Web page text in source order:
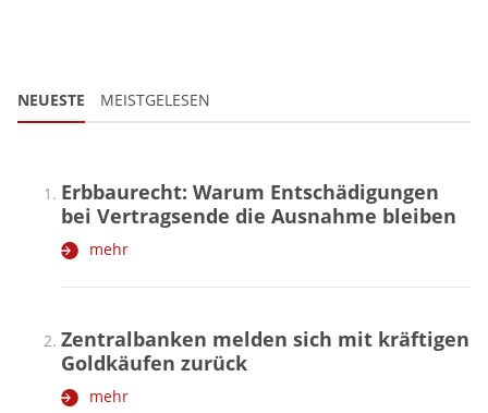
NEUESTE MEISTGELESEN
Erbbaurecht: Warum Entschädigungen
bei Vertragsende die Ausnahme bleiben
mehr
Zentralbanken melden sich mit kräftigen
Goldkäufen zurück
mehr